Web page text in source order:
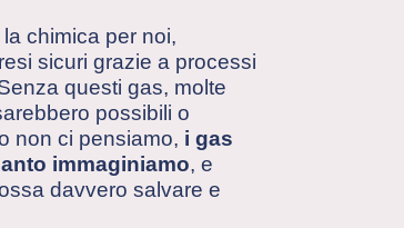
chimica per noi,
sicuri grazie a processi
questi gas, molte
possibili o
non ci pensiamo, i gas
immaginiamo, e
davvero salvare e